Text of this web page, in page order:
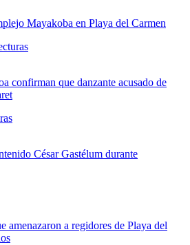
Mayakoba en Playa del Carmen
confirman que danzante acusado de
César Gastélum durante
amenazaron a regidores de Playa del